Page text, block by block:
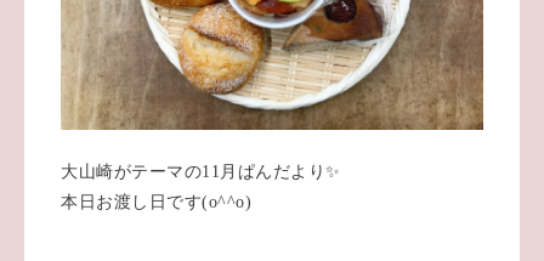
大山崎がテーマの11月ぱんだより✨
本日お渡し日です(o^^o)